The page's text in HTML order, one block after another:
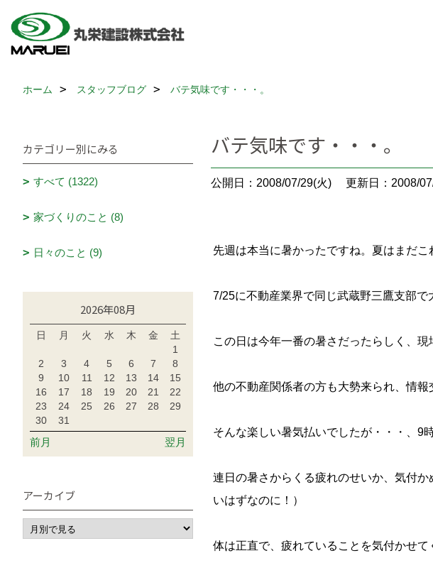
ホーム スタッフブログ バテ気味です・・・。
バテ気味です・・・。
公開日：2008/07/29(火) 更新日：2008/
先週は本当に暑かったですね。夏はまだ
7/25に不動産業界で同じ武蔵野三鷹支部
この日は今年一番の暑さだったらしく、
他の不動産関係者の方も大勢来られ、情
そんな楽しい暑気払いでしたが・・・、9
連日の暑さからくる疲れのせいか、気付
いはずなのに！）
体は正直で、疲れていることを気付かせて
カテゴリー別にみる
すべて (1322)
家づくりのこと (8)
日々のこと (9)
2026年08月
日 月 火 水 木 金
土
1
2
3 4 5 6 7
8
9
10 11 12 13 14
15
16
17 18 19 20 21
22
23
24 25 26 27 28
29
30
31
前月 翌月
アーカイブ